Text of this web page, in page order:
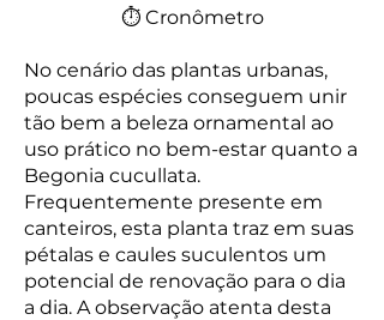
⏱ Cronômetro
No cenário das plantas urbanas,
poucas espécies conseguem unir
tão bem a beleza ornamental ao
uso prático no bem-estar quanto a
Begonia cucullata.
Frequentemente presente em
canteiros, esta planta traz em suas
pétalas e caules suculentos um
potencial de renovação para o dia
a dia. A observação atenta desta